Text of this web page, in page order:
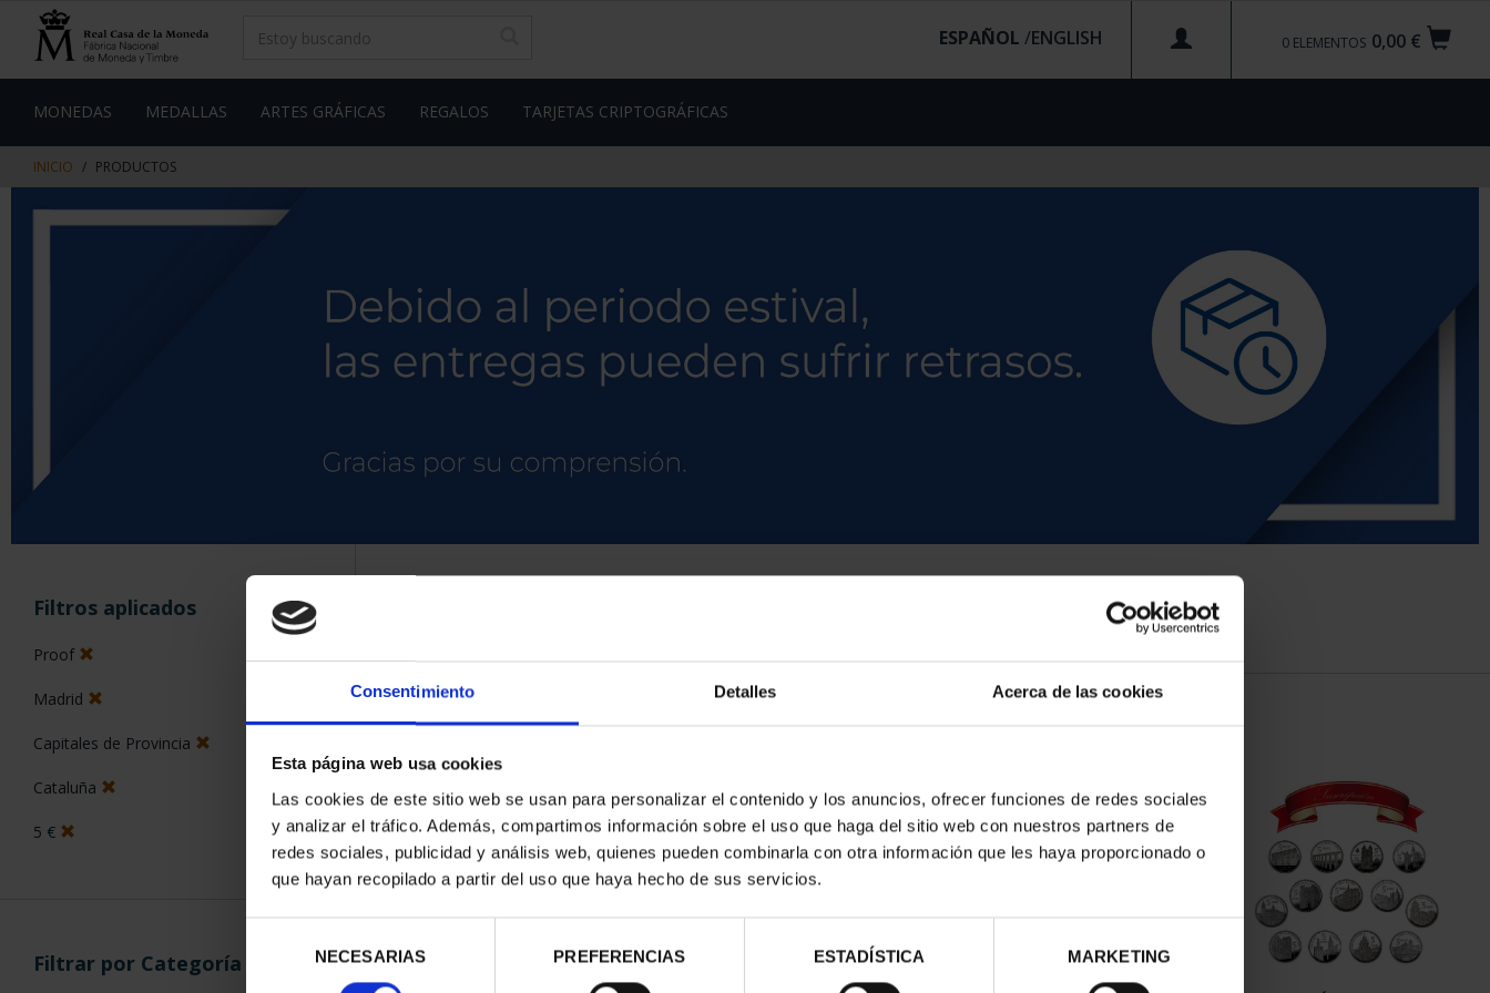
Consentimiento Detalles Acerca de las cookies
Esta página web usa cookies
Las cookies de este sitio web se usan para personalizar el contenido y los anuncios, ofrecer funciones de redes sociales
y analizar el tráfico. Además, compartimos información sobre el uso que haga del sitio web con nuestros partners de
redes sociales, publicidad y análisis web, quienes pueden combinarla con otra información que les haya proporcionado o
que hayan recopilado a partir del uso que haya hecho de sus servicios.
consentimiento
NECESARIAS PREFERENCIAS ESTADÍSTICA MARKETING
contenido
de
0,00 €
0 ELEMENTOS
ESPAÑOL /
MONEDAS MEDALLAS ARTES GRÁFICAS REGALOS TARJETAS CRIPTOGRÁFICAS
INICIO PRODUCTOS
Filtros aplicados
Proof
Madrid
Capitales de Provincia
Cataluña
5 €
Filtrar por Categoría